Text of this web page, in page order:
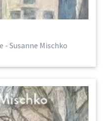
- Susanne Mischko